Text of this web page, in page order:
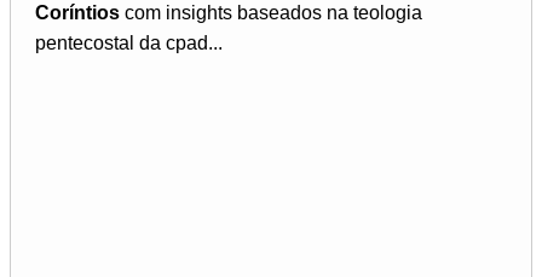
Coríntios com insights baseados na teologia
pentecostal da cpad...